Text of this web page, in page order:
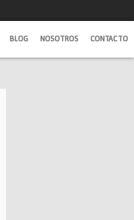
BLOG NOSOTROS CONTACTO